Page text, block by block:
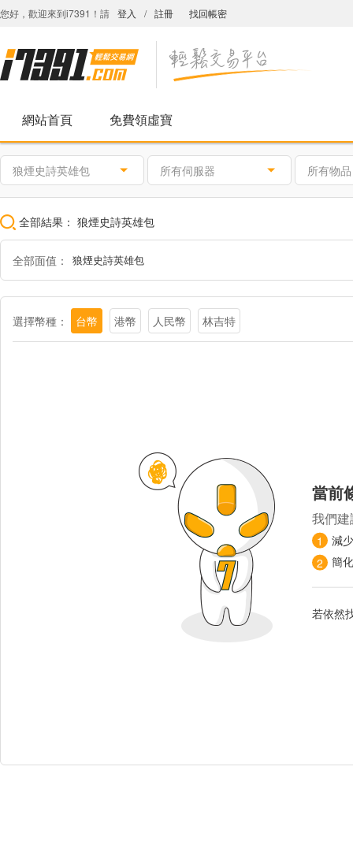
您好，歡迎來到i7391！請 登入 / 註冊 找回帳密
網站首頁 免費領虛寶
狼煙史詩英雄包 所有伺服器 所有物品
全部結果： 狼煙史詩英雄包
全部面值： 狼煙史詩英雄包
選擇幣種： 台幣 港幣 人民幣 林吉特
當前
我們
1
減
2 簡
若依然